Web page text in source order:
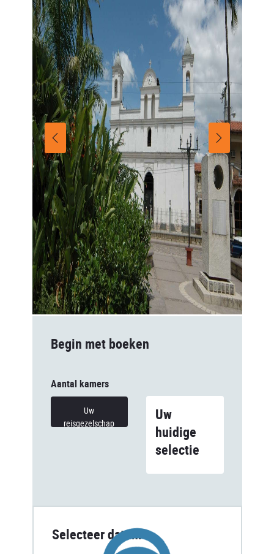
Begin met boeken
Aantal kamers
Uw
reisgezelschap
Uw
huidige
selectie
Selecteer datum